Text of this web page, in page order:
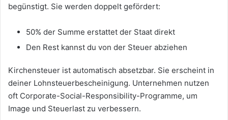
begünstigt. Sie werden doppelt gefördert:
50% der Summe erstattet der Staat direkt
Den Rest kannst du von der Steuer abziehen
Kirchensteuer ist automatisch absetzbar. Sie erscheint in
deiner Lohnsteuerbescheinigung. Unternehmen nutzen
oft Corporate-Social-Responsibility-Programme, um
Image und Steuerlast zu verbessern.